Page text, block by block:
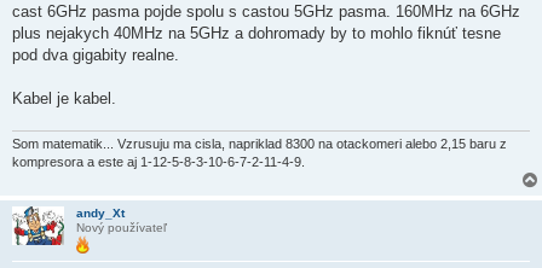
cast 6GHz pasma pojde spolu s castou 5GHz pasma. 160MHz na 6GHz
plus nejakych 40MHz na 5GHz a dohromady by to mohlo fiknúť tesne
pod dva gigabity realne.
Kabel je kabel.
Som matematik... Vzrusuju ma cisla, napriklad 8300 na otackomeri alebo 2,15 baru z
kompresora a este aj 1-12-5-8-3-10-6-7-2-11-4-9.
andy_Xt
Nový používateľ